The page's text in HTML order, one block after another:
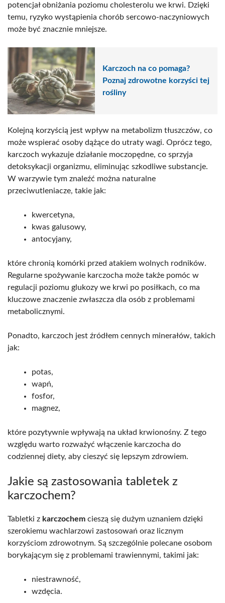
potencjał obniżania poziomu cholesterolu we krwi. Dzięki
temu, ryzyko wystąpienia chorób sercowo-naczyniowych
może być znacznie mniejsze.
Karczoch na co pomaga?
Poznaj zdrowotne korzyści tej
rośliny
Kolejną korzyścią jest wpływ na metabolizm tłuszczów, co
może wspierać osoby dążące do utraty wagi. Oprócz tego,
karczoch wykazuje działanie moczopędne, co sprzyja
detoksykacji organizmu, eliminując szkodliwe substancje.
W warzywie tym znaleźć można naturalne
przeciwutleniacze, takie jak:
kwercetyna,
kwas galusowy,
antocyjany,
które chronią komórki przed atakiem wolnych rodników.
Regularne spożywanie karczocha może także pomóc w
regulacji poziomu glukozy we krwi po posiłkach, co ma
kluczowe znaczenie zwłaszcza dla osób z problemami
metabolicznymi.
Ponadto, karczoch jest źródłem cennych minerałów, takich
jak:
potas,
wapń,
fosfor,
magnez,
które pozytywnie wpływają na układ krwionośny. Z tego
względu warto rozważyć włączenie karczocha do
codziennej diety, aby cieszyć się lepszym zdrowiem.
Jakie są zastosowania tabletek z
karczochem?
Tabletki z karczochem cieszą się dużym uznaniem dzięki
szerokiemu wachlarzowi zastosowań oraz licznym
korzyściom zdrowotnym. Są szczególnie polecane osobom
borykającym się z problemami trawiennymi, takimi jak:
niestrawność,
wzdęcia.